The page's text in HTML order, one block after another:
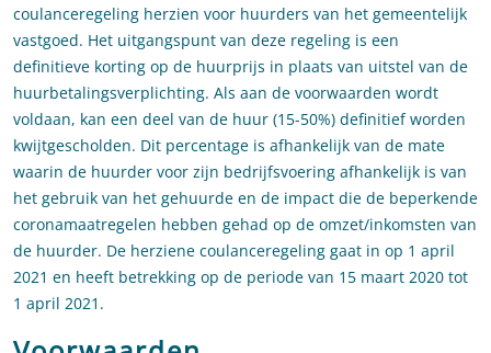
coulanceregeling herzien voor huurders van het gemeentelijk
vastgoed. Het uitgangspunt van deze regeling is een
definitieve korting op de huurprijs in plaats van uitstel van de
huurbetalingsverplichting. Als aan de voorwaarden wordt
voldaan, kan een deel van de huur (15-50%) definitief worden
kwijtgescholden. Dit percentage is afhankelijk van de mate
waarin de huurder voor zijn bedrijfsvoering afhankelijk is van
het gebruik van het gehuurde en de impact die de beperkende
coronamaatregelen hebben gehad op de omzet/inkomsten van
de huurder. De herziene coulanceregeling gaat in op 1 april
2021 en heeft betrekking op de periode van 15 maart 2020 tot
1 april 2021.